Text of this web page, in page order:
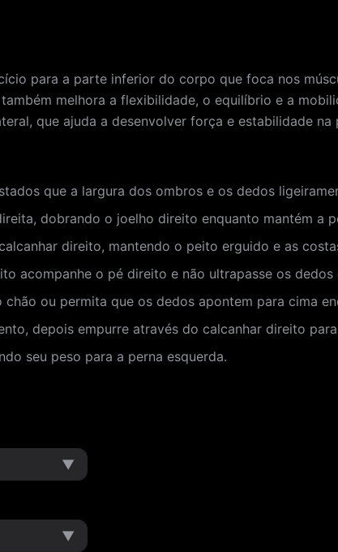
para a parte inferior do corpo que foca nos
melhora a flexibilidade, o equilíbrio e a
que ajuda a desenvolver força e estabilidade
que a largura dos ombros e os dedos
dobrando o joelho direito enquanto mantém a
direito, mantendo o peito erguido e as
acompanhe o pé direito e não ultrapasse os dedos
ou permita que os dedos apontem para cima
depois empurre através do calcanhar direito
seu peso para a perna esquerda.
▼
▼